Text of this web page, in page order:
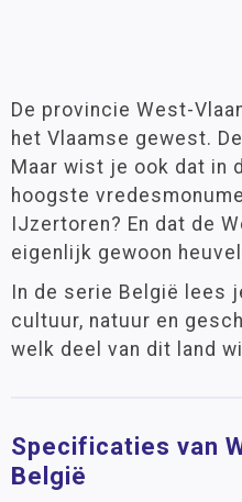
De provincie West-
het Vlaamse gewest.
Maar wist je ook dat in
hoogste
IJzertoren? En dat de
eigenlijk gewoon
In de serie België lees
cultuur, natuur en
welk deel van dit land
Specificaties van
België